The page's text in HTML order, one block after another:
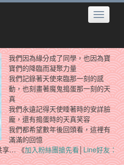
Toggle
我們因為緣分成了同學，也因為寶
寶們的降臨而凝聚力量
我們記錄著天使來臨那一刻的感
動，也刻畫著魔鬼搗蛋那一刻的天
真
我們永遠記得天使睡著時的安詳臉
龐，還有搗蛋時的天真笑容
我們都希望數年後回頭看，這裡有
滿滿的回憶
享… 《加入粉絲團搶先看│Line好友：